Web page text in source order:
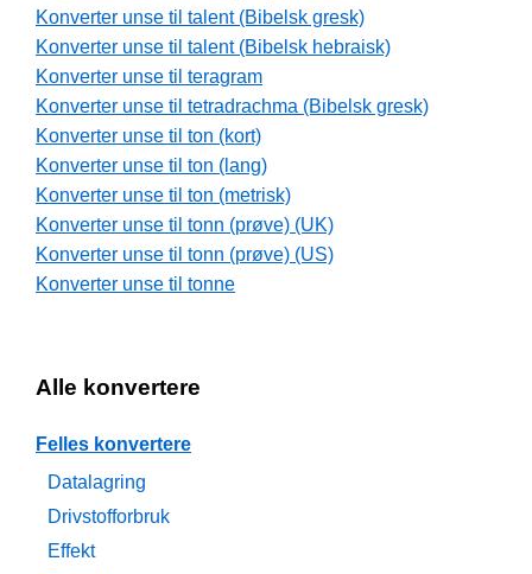
Konverter unse til talent (Bibelsk gresk)
Konverter unse til talent (Bibelsk hebraisk)
Konverter unse til teragram
Konverter unse til tetradrachma (Bibelsk gresk)
Konverter unse til ton (kort)
Konverter unse til ton (lang)
Konverter unse til ton (metrisk)
Konverter unse til tonn (prøve) (UK)
Konverter unse til tonn (prøve) (US)
Konverter unse til tonne
Alle konvertere
Felles konvertere
Datalagring
Drivstofforbruk
Effekt